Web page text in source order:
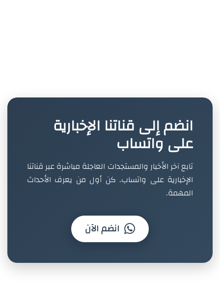
انضم إلى قناتنا الإخبارية
على واتساب
تابع آخر الأخبار والمستجدات العاجلة مباشرة عبر قناتنا
الإخبارية على واتساب. كن أول من يعرف الأحداث
المهمة.
انضم الآن